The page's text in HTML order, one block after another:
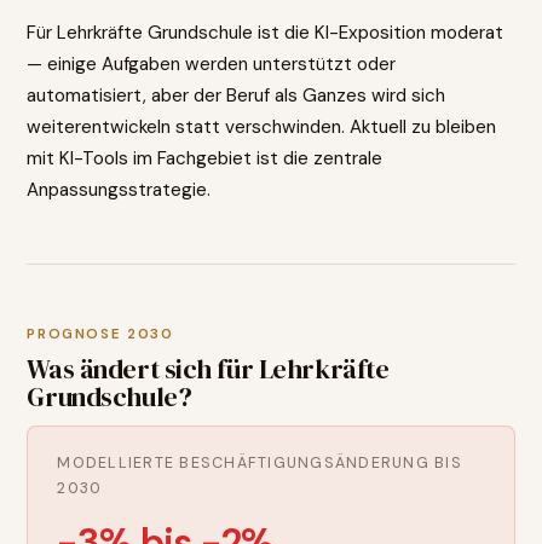
Für Lehrkräfte Grundschule ist die KI-Exposition moderat
— einige Aufgaben werden unterstützt oder
automatisiert, aber der Beruf als Ganzes wird sich
weiterentwickeln statt verschwinden. Aktuell zu bleiben
mit KI-Tools im Fachgebiet ist die zentrale
Anpassungsstrategie.
PROGNOSE 2030
Was ändert sich für Lehrkräfte
Grundschule?
MODELLIERTE BESCHÄFTIGUNGSÄNDERUNG BIS
2030